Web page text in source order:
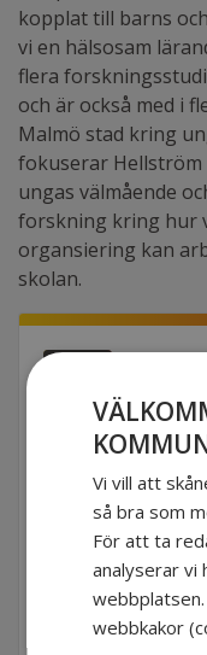
kopplat till barns
vi en hälsosam
flera
och är också med i
Malmö stad kring
fokuserar Hellström
ungas välmående
forskning kring hur
organsiering kan
skolan.
APRIL
11
2024-04-11
Elite Plaza i
Vi vill att
så bra som
För att ta
analyserar vi
webbkakor